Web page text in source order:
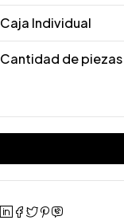
Caja Individual
Cantidad de piezas